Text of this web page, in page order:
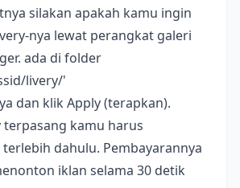
silakan apakah kamu ingin
nya lewat perangkat galeri
ada di folder
livery/'
dan klik Apply (terapkan).
terpasang kamu harus
dahulu. Pembayarannya
iklan selama 30 detik